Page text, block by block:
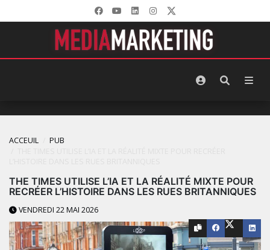
ACCEUIL
PUB
THE TIMES UTILISE L’IA ET LA RÉALITÉ MIXTE POUR
RECRÉER L’HISTOIRE DANS LES RUES BRITANNIQUES
VENDREDI 22 MAI 2026